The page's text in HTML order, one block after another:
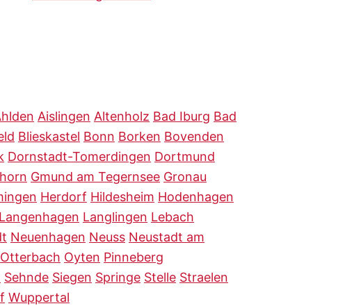
Aislingen Altenholz Bad Iburg Bad
Blieskastel Bonn Borken Bovenden
Dornstadt-Tomerdingen Dortmund
Gmund am Tegernsee Gronau
Herdorf Hildesheim Hodenhagen
Langenhagen Langlingen Lebach
Neuenhagen Neuss Neustadt am
Otterbach Oyten Pinneberg
Sehnde Siegen Springe Stelle Straelen
Wuppertal